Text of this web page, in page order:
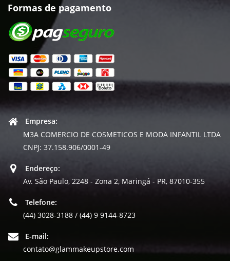
Formas de pagamento
Empresa:
M3A COMERCIO DE COSMETICOS E MODA INFANTIL LTDA
CNPJ: 37.158.906/0001-49
Endereço:
Av. São Paulo, 2248 - Zona 2, Maringá - PR, 87010-355
Telefone:
(44) 3028-3188 / (44) 9 9144-8723
E-mail:
contato@glammakeupstore.com